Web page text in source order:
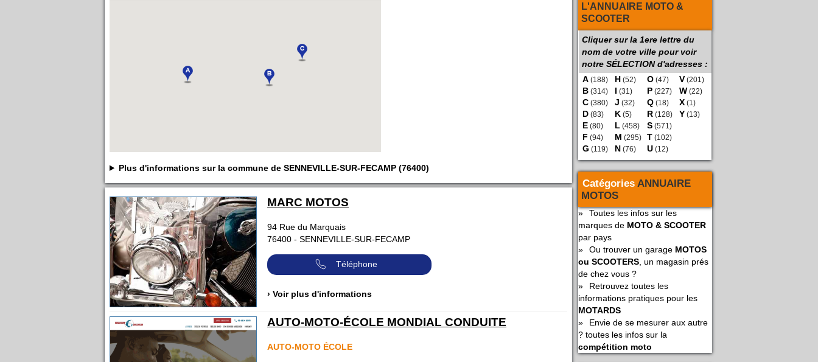
L'ANNUAIRE MOTO &
SCOOTER
Cliquer sur la 1ere lettre du
nom de votre ville pour voir
notre SÉLECTION d'adresses :
A (188)
B (314)
C (380)
D (83)
E (80)
F (94)
G (119)
H (52)
I (31)
J (32)
K (5)
L (458)
M (295)
N (76)
O (47)
P (227)
Q (18)
R (128)
S (571)
T (102)
U (12)
V (201)
W (22)
X (1)
Y (13)
Catégories ANNUAIRE
MOTOS
»
Toutes les infos sur les
marques de MOTO & SCOOTER
par pays
»
Ou trouver un garage MOTOS
ou SCOOTERS , un magasin prés
de chez vous ?
»
Retrouvez toutes les
informations pratiques pour les
MOTARDS
»
Envie de se mesurer aux autre
? toutes les infos sur la
compétition moto
Plus d'informations sur la commune de SENNEVILLE-SUR-FECAMP (76400)
MARC MOTOS
94 Rue du Marquais
76400 - SENNEVILLE-SUR-FECAMP
Téléphone
› Voir plus d'informations
AUTO-MOTO-ÉCOLE MONDIAL CONDUITE
AUTO-MOTO ÉCOLE